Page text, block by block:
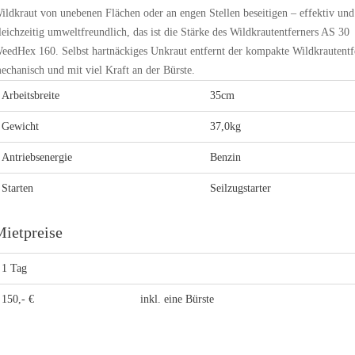
von unebenen Flächen oder an engen Stellen beseitigen – effektiv und
umweltfreundlich, das ist die Stärke des Wildkrautentferners AS 30
160. Selbst hartnäckiges Unkraut entfernt der kompakte
und mit viel Kraft an der Bürste.
Arbeitsbreite 35cm
Gewicht 37,0kg
Antriebsenergie Benzin
Starten Seilzugstarter
1 Tag
150,- € inkl. eine Bürste